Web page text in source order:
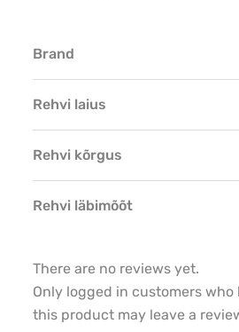
Brand
Rehvi laius
Rehvi kõrgus
Rehvi läbimõõt
There are no reviews yet.
Only logged in customers
this product may leave a